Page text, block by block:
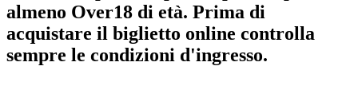
almeno Over18 di età. Prima di
acquistare il biglietto online controlla
sempre le condizioni d'ingresso.